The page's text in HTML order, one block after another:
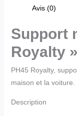
Avis (0)
Support
Royalty
PH45 Royalty,
maison et la voiture.
Description